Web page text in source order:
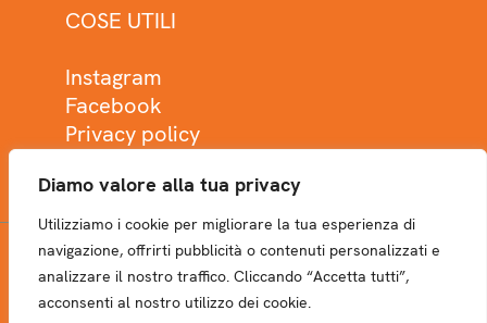
Diamo valore alla tua privacy
Utilizziamo i cookie per migliorare la tua esperienza di
navigazione, offrirti pubblicità o contenuti personalizzati e
analizzare il nostro traffico. Cliccando “Accetta tutti”,
acconsenti al nostro utilizzo dei cookie.
COSE UTILI
Instagram
Facebook
Privacy policy
NEWSLETTER